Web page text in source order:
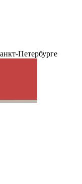
Петербурге